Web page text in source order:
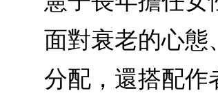
面對衰老的心態
分配，還搭配作